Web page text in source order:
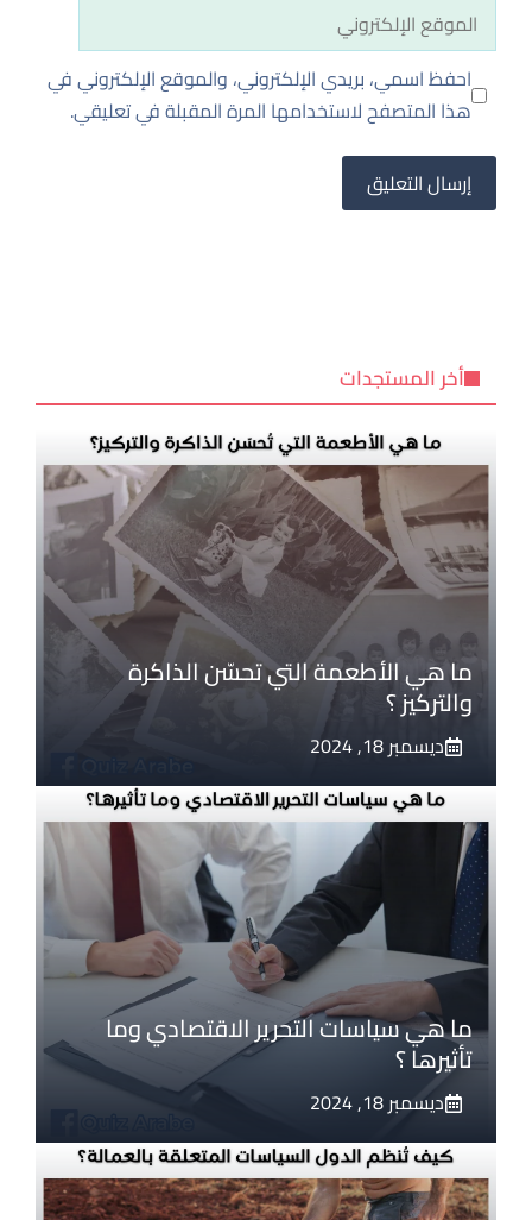
الموقع
الإلكتروني
احفظ اسمي، بريدي الإلكتروني، والموقع الإلكتروني في
هذا المتصفح لاستخدامها المرة المقبلة في تعليقي.
أخر المستجدات
ما هي الأطعمة التي تحسّن الذاكرة
والتركيز ؟
ديسمبر 18, 2024
ما هي سياسات التحرير الاقتصادي وما
تأثيرها ؟
ديسمبر 18, 2024